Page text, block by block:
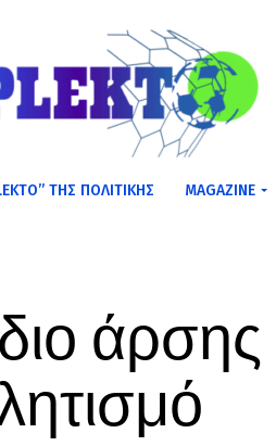
ΤΗΣ ΠΟΛΙΤΙΚΗΣ MAGAZINE
άρσης